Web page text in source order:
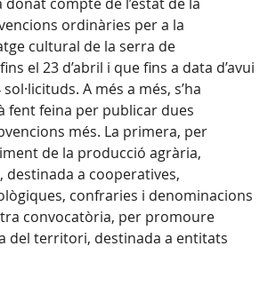
ordinàries per a la
cultural de la serra de
el 23 d’abril i que fins a data d’avui
A més a més, s’ha
fent feina per publicar dues
més. La primera, per
de la producció agrària,
a cooperatives,
confraries i denominacions
convocatòria, per promoure
del territori, destinada a entitats